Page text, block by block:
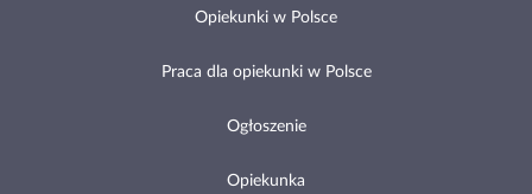
Opiekunki w Polsce
Praca dla opiekunki w Polsce
Ogłoszenie
Opiekunka